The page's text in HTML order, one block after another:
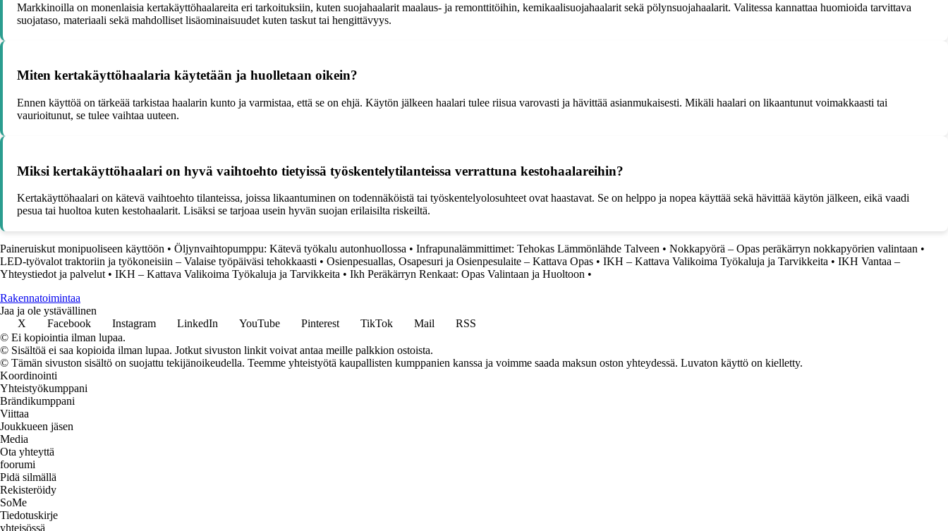
Markkinoilla on monenlaisia kertakäyttöhaalareita eri tarkoituksiin, kuten suojahaalarit maalaus- ja remonttitöihin, kemikaalisuojahaalarit sekä pölynsuojahaalarit. Valitessa kannattaa huomioida tarvittava
suojataso, materiaali sekä mahdolliset lisäominaisuudet kuten taskut tai hengittävyys.
Miten kertakäyttöhaalaria käytetään ja huolletaan oikein?
Ennen käyttöä on tärkeää tarkistaa haalarin kunto ja varmistaa, että se on ehjä. Käytön jälkeen haalari tulee riisua varovasti ja hävittää asianmukaisesti. Mikäli haalari on likaantunut voimakkaasti tai
vaurioitunut, se tulee vaihtaa uuteen.
Miksi kertakäyttöhaalari on hyvä vaihtoehto tietyissä työskentelytilanteissa verrattuna kestohaalareihin?
Kertakäyttöhaalari on kätevä vaihtoehto tilanteissa, joissa likaantuminen on todennäköistä tai työskentelyolosuhteet ovat haastavat. Se on helppo ja nopea käyttää sekä hävittää käytön jälkeen, eikä vaadi
pesua tai huoltoa kuten kestohaalarit. Lisäksi se tarjoaa usein hyvän suojan erilaisilta riskeiltä.
Paineruiskut monipuoliseen käyttöön • Öljynvaihtopumppu: Kätevä työkalu autonhuollossa • Infrapunalämmittimet: Tehokas Lämmönlähde Talveen • Nokkapyörä – Opas peräkärryn nokkapyörien valintaan •
LED-työvalot traktoriin ja työkoneisiin – Valaise työpäiväsi tehokkaasti • Osienpesuallas, Osapesuri ja Osienpesulaite – Kattava Opas • IKH – Kattava Valikoima Työkaluja ja Tarvikkeita • IKH Vantaa –
Yhteystiedot ja palvelut • IKH – Kattava Valikoima Työkaluja ja Tarvikkeita • Ikh Peräkärryn Renkaat: Opas Valintaan ja Huoltoon •
Rakennatoimintaa
Jaa ja ole ystävällinen
X
Facebook Instagram LinkedIn YouTube Pinterest TikTok Mail
RSS
© Ei kopiointia ilman lupaa.
© Sisältöä ei saa kopioida ilman lupaa. Jotkut sivuston linkit voivat antaa meille palkkion ostoista.
© Tämän sivuston sisältö on suojattu tekijänoikeudella. Teemme yhteistyötä kaupallisten kumppanien kanssa ja voimme saada maksun oston yhteydessä. Luvaton käyttö on kielletty.
Koordinointi
Yhteistyökumppani
Brändikumppani
Viittaa
Joukkueen jäsen
Media
Ota yhteyttä
foorumi
Pidä silmällä
Rekisteröidy
SoMe
Tiedotuskirje
yhteisössä